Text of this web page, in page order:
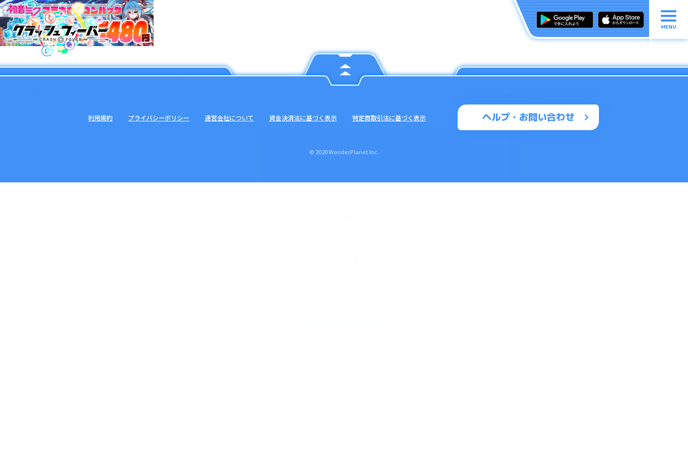
MENU
ヘルプ・お問い合わせ
利用規約 プライバシーポリシー 運営会社について 資金決済法に基づく表示 特定商取引法に基づく表示
© 2020 WonderPlanet Inc.